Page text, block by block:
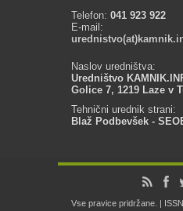
Telefon: 041 923 922
E-mail:
Naslov uredništva:
Uredništvo
Golice 7, 1219 Laze v
Tehnični urednik strani:
Blaž Podbevšek -
Vse pravice pridržane. |